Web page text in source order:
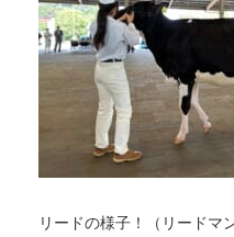
リードの様子！（リードマ